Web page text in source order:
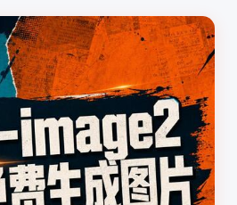
Não apenas a
correspondência de palavras-
chave. Os usuários podem...